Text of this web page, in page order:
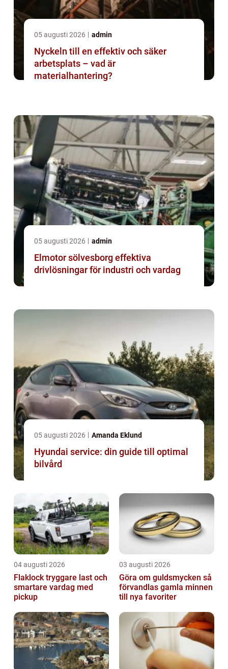
05 augusti 2026 admin
Nyckeln till en effektiv och säker
arbetsplats – vad är
materialhantering?
05 augusti 2026 admin
Elmotor sölvesborg effektiva
drivlösningar för industri och vardag
05 augusti 2026 Amanda Eklund
Hyundai service: din guide till optimal
bilvård
04 augusti 2026
Flaklock tryggare last och
smartare vardag med
pickup
03 augusti 2026
Göra om guldsmycken så
förvandlas gamla minnen
till nya favoriter